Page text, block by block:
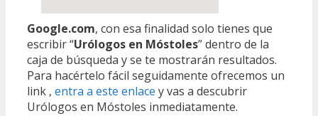
Google.com, con esa finalidad solo tienes que
escribir “Urólogos en Móstoles” dentro de la
caja de búsqueda y se te mostrarán resultados.
Para hacértelo fácil seguidamente ofrecemos un
link , entra a este enlace y vas a descubrir
Urólogos en Móstoles inmediatamente.